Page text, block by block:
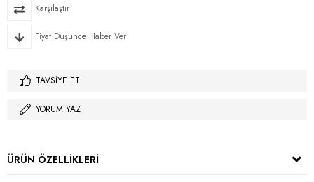
Karşılaştır
Fiyat Düşünce Haber Ver
TAVSIYE ET
YORUM YAZ
ÜRÜN ÖZELLIKLERI